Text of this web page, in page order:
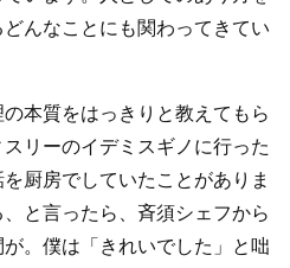
んなことにも関わってきてい
本質をはっきりと教えてもら
リーのイデミスギノに行った
厨房でしていたことがありま
と言ったら、斉須シェフから
が。僕は「きれいでした」と咄